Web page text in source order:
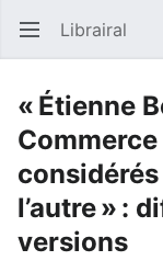
Ouvrir le menu principal Librairal
« Étienne
considérés
l’autre » :
versions